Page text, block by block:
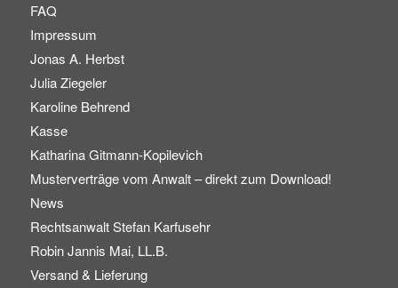
FAQ
Impressum
Jonas A. Herbst
Julia Ziegeler
Karoline Behrend
Kasse
Katharina Gitmann-Kopilevich
Musterverträge vom Anwalt – direkt zum Download!
News
Rechtsanwalt Stefan Karfusehr
Robin Jannis Mai, LL.B.
Versand & Lieferung